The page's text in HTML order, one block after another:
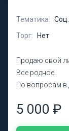
Тематика:
Торг:
Нет
Продаю свой
Все родное.
По вопросам в
5 000 ₽